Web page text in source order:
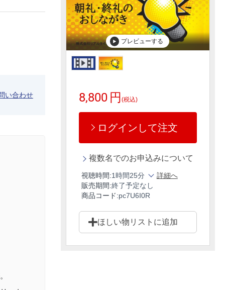
プレビューする
8,800 円 (税込)
ログインして注文
複数名でのお申込みについて
視聴時間:1時間25分
詳細へ
販売期間:終了予定なし
商品コード:pc7U6I0R
ほしい物リストに追加
い合わせ